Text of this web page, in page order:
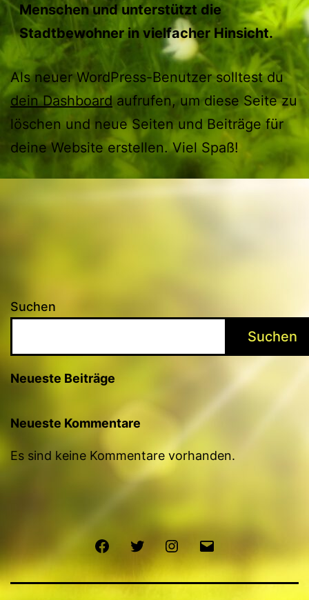
Menschen und unterstützt die
Stadtbewohner in vielfacher Hinsicht.
Als neuer WordPress-Benutzer solltest du
dein Dashboardaufrufen, um diese Seite zu
löschen und neue Seiten und Beiträge für
deine Website erstellen. Viel Spaß!
Suchen
Suchen
Neueste Beiträge
Neueste Kommentare
Es sind keine Kommentare vorhanden.
FacebookTwitter Instagram